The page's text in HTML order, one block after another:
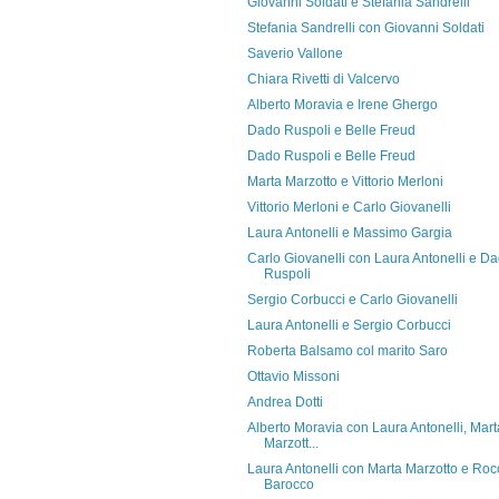
Stefania Sandrelli con Giovanni Soldati
Saverio Vallone
Chiara Rivetti di Valcervo
Alberto Moravia e Irene Ghergo
Dado Ruspoli e Belle Freud
Dado Ruspoli e Belle Freud
Marta Marzotto e Vittorio Merloni
Vittorio Merloni e Carlo Giovanelli
Laura Antonelli e Massimo Gargia
Carlo Giovanelli con Laura Antonelli e
Ruspoli
Sergio Corbucci e Carlo Giovanelli
Laura Antonelli e Sergio Corbucci
Roberta Balsamo col marito Saro
Ottavio Missoni
Andrea Dotti
Alberto Moravia con Laura Antonelli,
Marzott...
Laura Antonelli con Marta Marzotto e
Barocco